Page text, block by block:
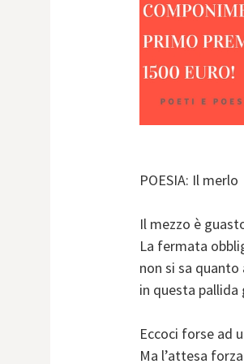
POESIA: Il merlo
Il mezzo è
La fermata
non si sa
in questa
Eccoci forse ad
Ma l’attesa